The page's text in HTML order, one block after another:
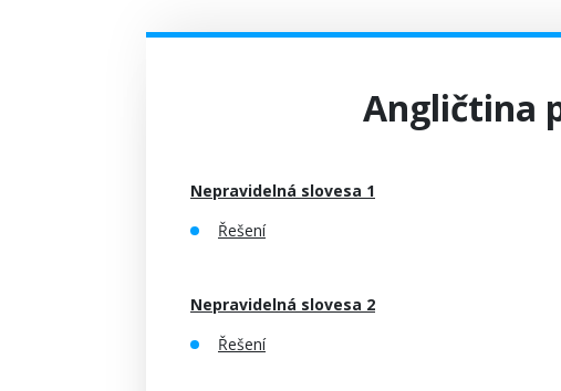
Angličtina
Nepravidelná slovesa 1
Řešení
Nepravidelná slovesa 2
Řešení